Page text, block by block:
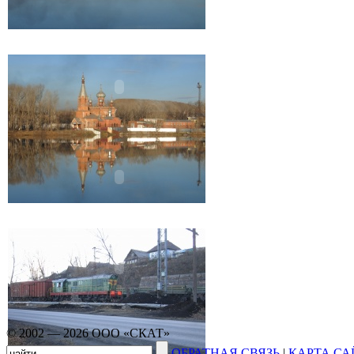
© 2002 — 2026 ООО «СКАТ»